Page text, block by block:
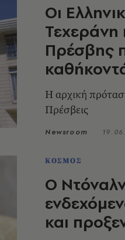
Οι
Τεχεράνη
Πρέσβης
Η αρχική
Πρέσβεις
Newsroom
ΚΟΣΜΟΣ
Ο
και